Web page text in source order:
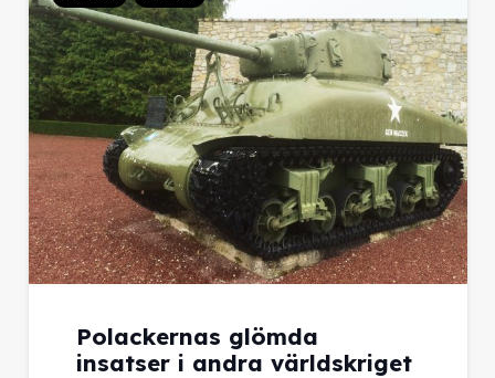
Polackernas glömda
insatser i andra världskriget